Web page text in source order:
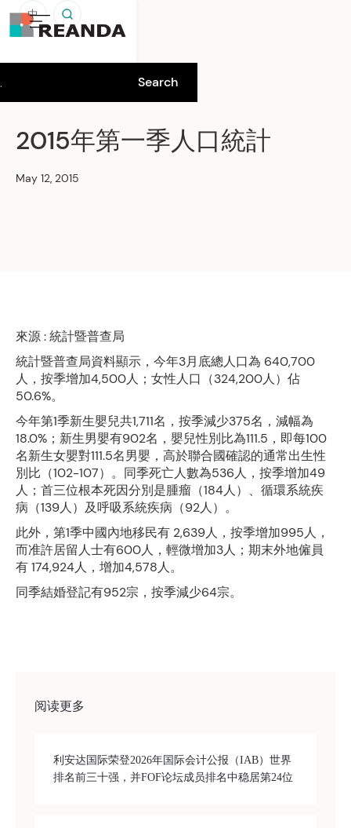
中
2015年第一季人口統計
May 12, 2015
來源 : 統計暨普查局
統計暨普查局資料顯示，今年3月底總人口為 640,700
人，按季增加4,500人；女性人口（324,200人）佔
50.6%。
今年第1季新生嬰兒共1,711名，按季減少375名，減幅為
18.0%；新生男嬰有902名，嬰兒性別比為111.5，即每100
名新生女嬰對111.5名男嬰，高於聯合國確認的通常出生性
別比（102-107）。同季死亡人數為536人，按季增加49
人；首三位根本死因分別是腫瘤（184人）、循環系統疾
病（139人）及呼吸系統疾病（92人）。
此外，第1季中國內地移民有 2,639人，按季增加995人，
而准許居留人士有600人，輕微增加3人；期末外地僱員
有 174,924人，增加4,578人。
同季結婚登記有952宗，按季減少64宗。
阅读更多
利安达国际荣登2026年国际会计公报（IAB）世界
排名前三十强，并FOF论坛成员排名中稳居第24位